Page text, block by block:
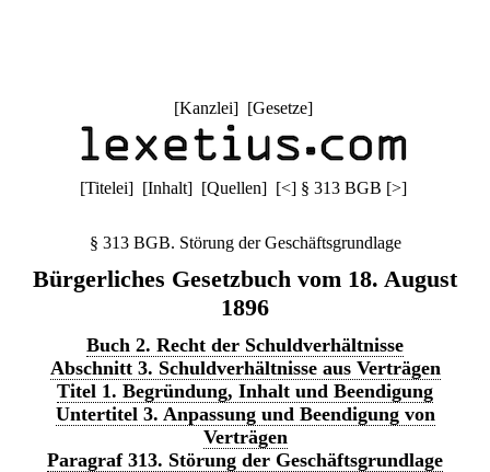
[Kanzlei] [Gesetze]
[Titelei] [Inhalt] [Quellen] [<] § 313 BGB [>]
§ 313 BGB. Störung der Geschäftsgrundlage
Bürgerliches Gesetzbuch vom 18. August
1896
Buch 2. Recht der Schuldverhältnisse
Abschnitt 3. Schuldverhältnisse aus Verträgen
Titel 1. Begründung, Inhalt und Beendigung
Untertitel 3. Anpassung und Beendigung von
Verträgen
Paragraf 313. Störung der Geschäftsgrundlage